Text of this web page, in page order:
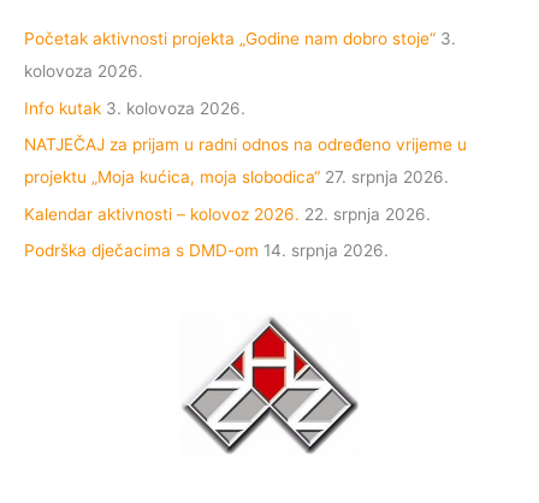
Početak aktivnosti projekta „Godine nam dobro stoje“ 3.
kolovoza 2026.
Info kutak 3. kolovoza 2026.
NATJEČAJ za prijam u radni odnos na određeno vrijeme u
projektu „Moja kućica, moja slobodica“ 27. srpnja 2026.
Kalendar aktivnosti – kolovoz 2026. 22. srpnja 2026.
Podrška dječacima s DMD-om 14. srpnja 2026.